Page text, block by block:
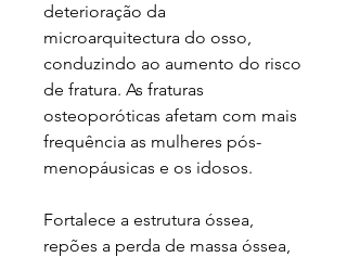
deterioração da
microarquitectura do osso,
conduzindo ao aumento do risco
de fratura. As fraturas
osteoporóticas afetam com mais
frequência as mulheres pós-
menopáusicas e os idosos.
Fortalece a estrutura óssea,
repões a perda de massa óssea,